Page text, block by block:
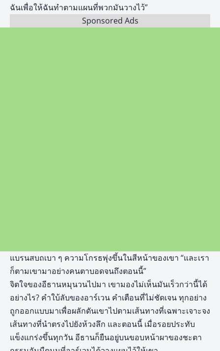
ฉันเพื่อให้ฉันทำตามแผนที่พวกมันวางไว้”
Sponsored Ads
แบรนสบถเบา ๆ ความโกรธพุ่งขึ้นในสีหน้าของเขา “และเรา
ก็ตามเขามาอย่างคนตาบอดจนถึงตอนนี้”
จิตใจของอีธานหมุนวนไปมา เขามองไม่เห็นมันเร็วกว่านี้ได้
อย่างไร? คำใบ้ลับของอาร์เวน คำเตือนที่ไม่ชัดเจน ทุกอย่าง
ถูกออกแบบมาเพื่อผลักดันเขาไปตามเส้นทางที่เฉพาะเจาะจง
เส้นทางที่นำตรงไปยังห้วงลึก และตอนนี้ เมื่อรอยประทับ
แข็งแกร่งขึ้นทุกวัน อีธานก็ยืนอยู่บนขอบหน้าผาของชะตา